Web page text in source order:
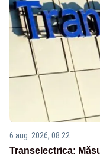
6 aug. 2026, 08:22
Transelectrica: